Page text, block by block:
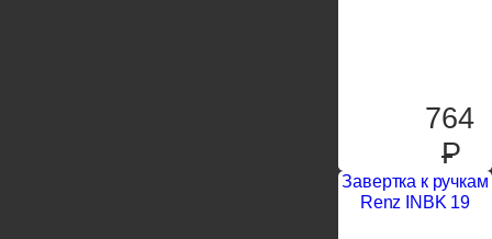
764
P
Завертка к ручкам
Renz INBK 19